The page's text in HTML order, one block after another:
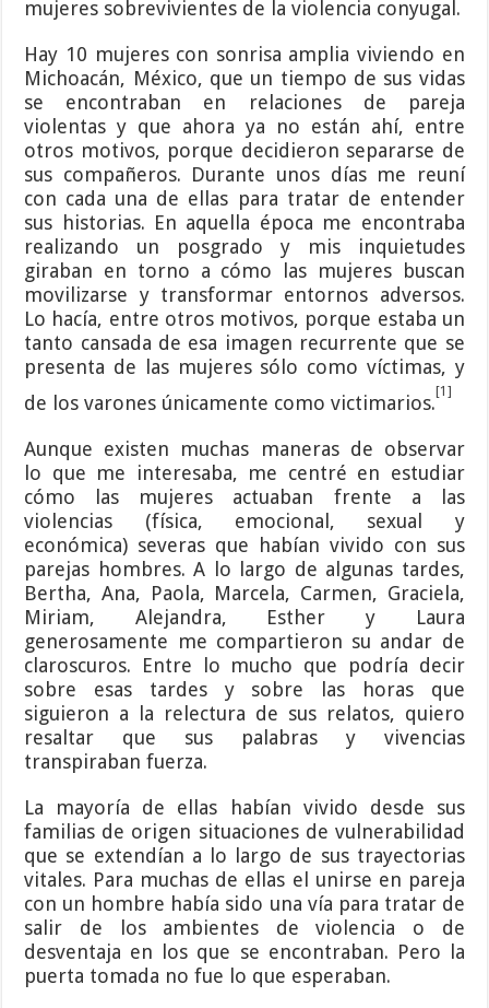
mujeres sobrevivientes de la violencia conyugal.
Hay 10 mujeres con sonrisa amplia viviendo en
Michoacán, México, que un tiempo de sus vidas
se encontraban en relaciones de pareja
violentas y que ahora ya no están ahí, entre
otros motivos, porque decidieron separarse de
sus compañeros. Durante unos días me reuní
con cada una de ellas para tratar de entender
sus historias. En aquella época me encontraba
realizando un posgrado y mis inquietudes
giraban en torno a cómo las mujeres buscan
movilizarse y transformar entornos adversos.
Lo hacía, entre otros motivos, porque estaba un
tanto cansada de esa imagen recurrente que se
presenta de las mujeres sólo como víctimas, y
de los varones únicamente como victimarios.
[1]
Aunque existen muchas maneras de observar
lo que me interesaba, me centré en estudiar
cómo las mujeres actuaban frente a las
violencias (física, emocional, sexual y
económica) severas que habían vivido con sus
parejas hombres. A lo largo de algunas tardes,
Bertha, Ana, Paola, Marcela, Carmen, Graciela,
Miriam, Alejandra, Esther y Laura
generosamente me compartieron su andar de
claroscuros. Entre lo mucho que podría decir
sobre esas tardes y sobre las horas que
siguieron a la relectura de sus relatos, quiero
resaltar que sus palabras y vivencias
transpiraban fuerza.
La mayoría de ellas habían vivido desde sus
familias de origen situaciones de vulnerabilidad
que se extendían a lo largo de sus trayectorias
vitales. Para muchas de ellas el unirse en pareja
con un hombre había sido una vía para tratar de
salir de los ambientes de violencia o de
desventaja en los que se encontraban. Pero la
puerta tomada no fue lo que esperaban.